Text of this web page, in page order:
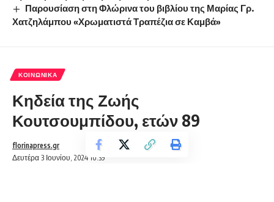
Παρουσίαση στη Φλώρινα του βιβλίου της Μαρίας Γρ.
Χατζηλάμπου «Χρωματιστά Τραπέζια σε Καμβά»
ΚΟΙΝΩΝΙΚΆ
Κηδεία της Ζωής
Κουτσουμπίδου, ετών 89
Δευτέρα 3 Ιουνίου, 2024 10:39
florinapress.gr